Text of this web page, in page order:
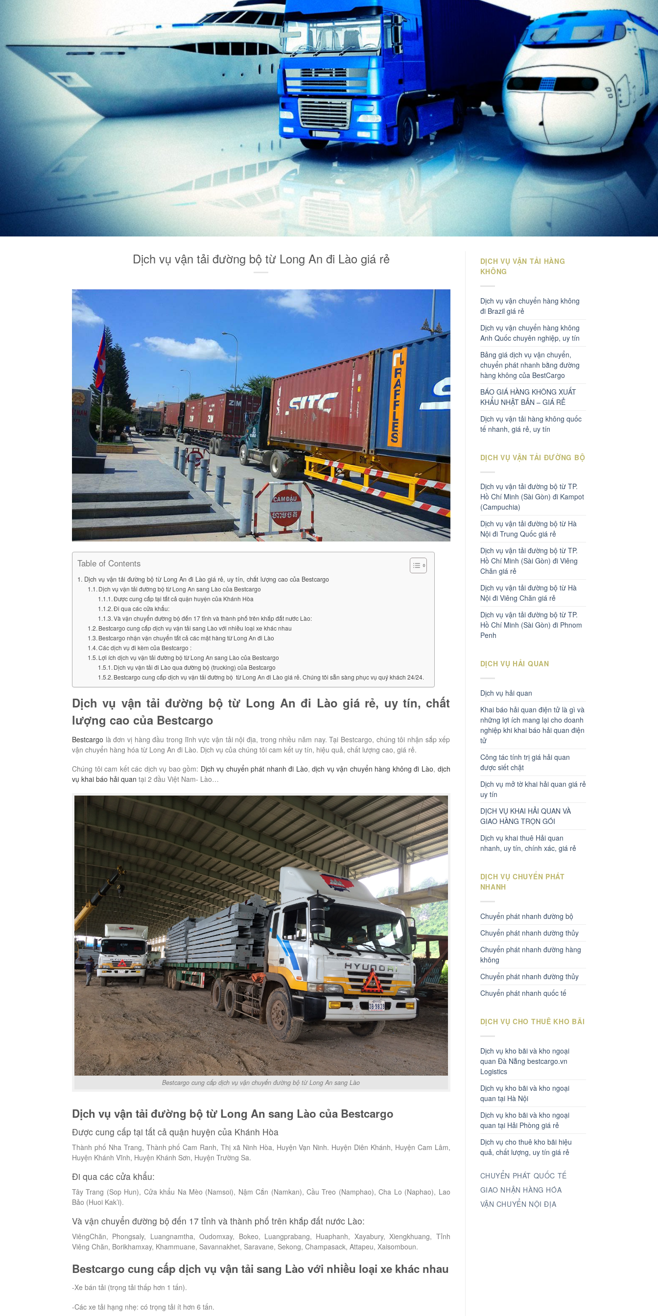
Dịch vụ vận tải đường bộ từ Long An đi Lào giá rẻ
Table of Contents
Dịch vụ vận tải đường bộ từ Long An đi Lào giá rẻ, uy tín, chất lượng cao của Bestcargo
Dịch vụ vận tải đường bộ từ Long An sang Lào của Bestcargo
Được cung cấp tại tất cả quận huyện của Khánh Hòa
Đi qua các cửa khẩu:
Và vận chuyển đường bộ đến 17 tỉnh và thành phố trên khắp đất nước Lào:
Bestcargo cung cấp dịch vụ vận tải sang Lào với nhiều loại xe khác nhau
Bestcargo nhận vận chuyển tất cả các mặt hàng từ Long An đi Lào
Các dịch vụ đi kèm của Bestcargo :
Lợi ích dịch vụ vận tải đường bộ từ Long An sang Lào của Bestcargo
Dịch vụ vận tải đi Lào qua đường bộ (trucking) của Bestcargo
Bestcargo cung cấp dịch vụ vận tải đường bộ từ Long An đi Lào giá rẻ. Chúng tôi sẵn sàng phục vụ quý khách 24/24.
Dịch vụ vận tải đường bộ từ Long An đi Lào giá rẻ, uy tín, chất
lượng cao của Bestcargo
Bestcargo là đơn vị hàng đầu trong lĩnh vực vận tải nội địa, trong nhiều năm nay. Tại Bestcargo, chúng tôi nhận sắp xếp
vận chuyển hàng hóa từ Long An đi Lào. Dịch vụ của chúng tôi cam kết uy tín, hiệu quả, chất lượng cao, giá rẻ.
Chúng tôi cam kết các dịch vụ bao gồm: Dịch vụ chuyển phát nhanh đi Lào,dịch vụ vận chuyển hàng không đi Lào, dịch
vụ khai báo hải quan tại 2 đầu Việt Nam- Lào…
Bestcargo cung cấp dịch vụ vận chuyển đường bộ từ Long An sang Lào
Dịch vụ vận tải đường bộ từ Long An sang Lào của Bestcargo
Được cung cấp tại tất cả quận huyện của Khánh Hòa
Thành phố Nha Trang, Thành phố Cam Ranh, Thị xã Ninh Hòa, Huyện Vạn Ninh. Huyện Diên Khánh, Huyện Cam Lâm,
Huyện Khánh Vĩnh, Huyện Khánh Sơn, Huyện Trường Sa.
Đi qua các cửa khẩu:
Tây Trang (Sop Hun), Cửa khẩu Na Mèo (Namsoi), Nậm Cắn (Namkan), Cầu Treo (Namphao), Cha Lo (Naphao), Lao
Bảo (Huoi Kak’i).
Và vận chuyển đường bộ đến 17 tỉnh và thành phố trên khắp đất nước Lào:
ViêngChăn, Phongsaly, Luangnamtha, Oudomxay, Bokeo, Luangprabang, Huaphanh, Xayabury, Xiengkhuang, Tỉnh
Viêng Chăn, Borikhamxay, Khammuane, Savannakhet, Saravane, Sekong, Champasack, Attapeu, Xaisomboun.
Bestcargo cung cấp dịch vụ vận tải sang Lào với nhiều loại xe khác nhau
-Xe bán tải (trọng tải thấp hơn 1 tấn).
-Các xe tải hạng nhẹ: có trọng tải ít hơn 6 tấn.
DỊCH VỤ VẬN TẢI HÀNG
KHÔNG
Dịch vụ vận chuyển hàng không
đi Brazil giá rẻ
Dịch vụ vận chuyển hàng không
Anh Quốc chuyên nghiệp, uy tín
Bảng giá dịch vụ vận chuyển,
chuyển phát nhanh bằng đường
hàng không của BestCargo
BÁO GIÁ HÀNG KHÔNG XUẤT
KHẨU NHẬT BẢN – GIÁ RẺ
Dịch vụ vận tải hàng không quốc
tế nhanh, giá rẻ, uy tín
DỊCH VỤ VẬN TẢI ĐƯỜNG BỘ
Dịch vụ vận tải đường bộ từ TP.
Hồ Chí Minh (Sài Gòn) đi Kampot
(Campuchia)
Dịch vụ vận tải đường bộ từ Hà
Nội đi Trung Quốc giá rẻ
Dịch vụ vận tải đường bộ từ TP.
Hồ Chí Minh (Sài Gòn) đi Viêng
Chăn giá rẻ
Dịch vụ vận tải đường bộ từ Hà
Nội đi Viêng Chăn giá rẻ
Dịch vụ vận tải đường bộ từ TP.
Hồ Chí Minh (Sài Gòn) đi Phnom
Penh
DỊCH VỤ HẢI QUAN
Dịch vụ hải quan
Khai báo hải quan điện tử là gì và
những lợi ích mang lại cho doanh
nghiệp khi khai báo hải quan điện
tử
Công tác tính trị giá hải quan
được siết chặt
Dịch vụ mở tờ khai hải quan giá rẻ
uy tín
DỊCH VỤ KHAI HẢI QUAN VÀ
GIAO HÀNG TRỌN GÓI
Dịch vụ khai thuê Hải quan
nhanh, uy tín, chính xác, giá rẻ
DỊCH VỤ CHUYỂN PHÁT
NHANH
Chuyển phát nhanh đường bộ
Chuyển phát nhanh dường thủy
Chuyển phát nhanh đường hàng
không
Chuyển phát nhanh đường thủy
Chuyển phát nhanh quốc tế
DỊCH VỤ CHO THUÊ KHO BÃI
Dịch vụ kho bãi và kho ngoại
quan Đà Nẵng bestcargo.vn
Logistics
Dịch vụ kho bãi và kho ngoại
quan tại Hà Nội
Dịch vụ kho bãi và kho ngoại
quan tại Hải Phòng giá rẻ
Dịch vụ cho thuê kho bãi hiệu
quả, chất lượng, uy tín giá rẻ
CHUYỂN PHÁT QUỐC TẾ
GIAO NHẬN HÀNG HÓA
VẬN CHUYỂN NỘI ĐỊA